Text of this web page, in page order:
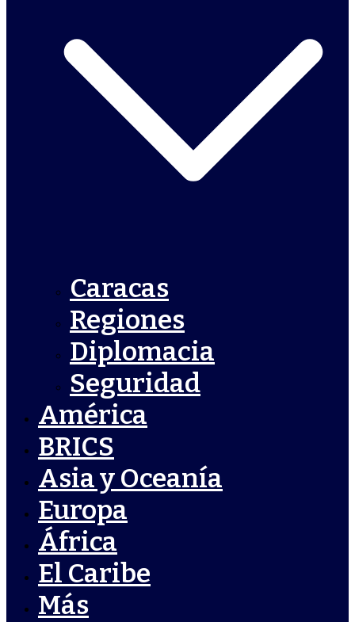
Caracas
Regiones
Diplomacia
Seguridad
América
BRICS
Asia y Oceanía
Europa
África
El Caribe
Más